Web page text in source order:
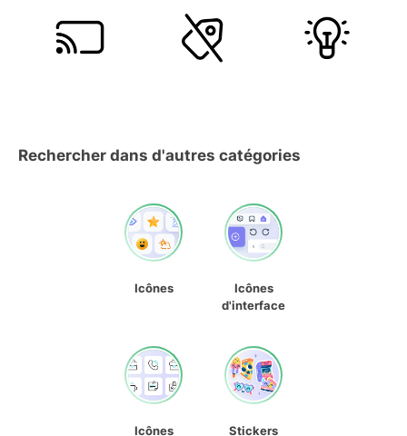
Rechercher dans d'autres catégories
Icônes
Icônes
d'interface
Icônes
Stickers